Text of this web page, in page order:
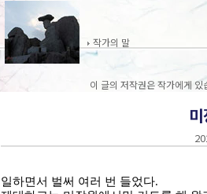
작가의 말
이 글의 저작권은 작가에게
일하면서 벌써 여러 번 들었다.